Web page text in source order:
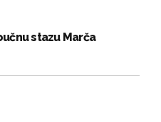
stazu Marča